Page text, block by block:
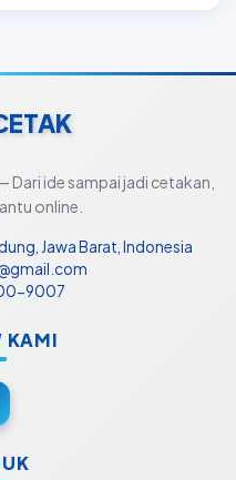
Dari ide sampai jadi cetakan,
online.
Jawa Barat, Indonesia
9007
KAMI